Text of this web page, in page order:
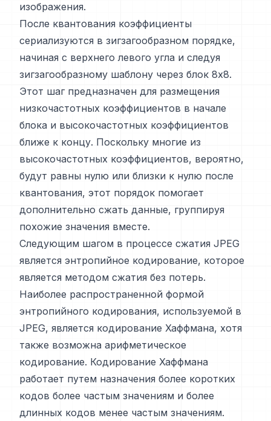
изображения.
После квантования коэффициенты
сериализуются в зигзагообразном порядке,
начиная с верхнего левого угла и следуя
зигзагообразному шаблону через блок 8x8.
Этот шаг предназначен для размещения
низкочастотных коэффициентов в начале
блока и высокочастотных коэффициентов
ближе к концу. Поскольку многие из
высокочастотных коэффициентов, вероятно,
будут равны нулю или близки к нулю после
квантования, этот порядок помогает
дополнительно сжать данные, группируя
похожие значения вместе.
Следующим шагом в процессе сжатия JPEG
является энтропийное кодирование, которое
является методом сжатия без потерь.
Наиболее распространенной формой
энтропийного кодирования, используемой в
JPEG, является кодирование Хаффмана, хотя
также возможна арифметическое
кодирование. Кодирование Хаффмана
работает путем назначения более коротких
кодов более частым значениям и более
длинных кодов менее частым значениям.